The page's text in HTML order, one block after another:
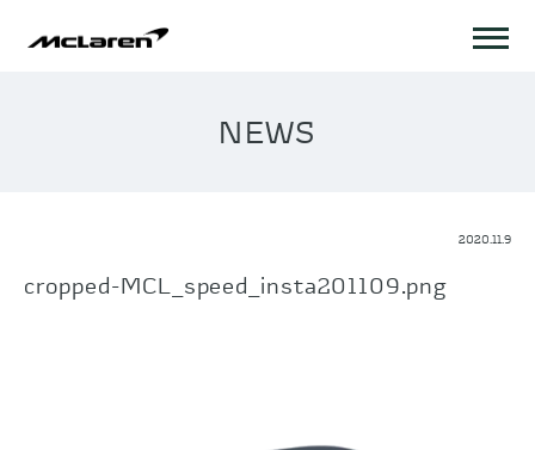
NEWS
2020.11.9
cropped-MCL_speed_insta201109.png